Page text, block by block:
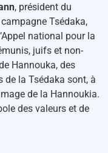
, président du
Tsédaka,
national pour la
juifs et non-
Hannouka, des
de la Tsédaka sont, à
de la Hannoukia.
des valeurs et de